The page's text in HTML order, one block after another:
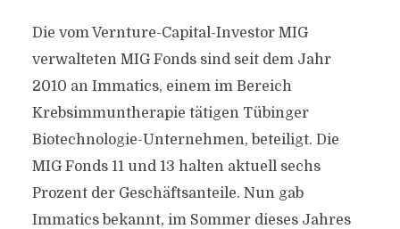
Die vom Vernture-Capital-Investor MIG
verwalteten MIG Fonds sind seit dem Jahr
2010 an Immatics, einem im Bereich
Krebsimmuntherapie tätigen Tübinger
Biotechnologie-Unternehmen, beteiligt. Die
MIG Fonds 11 und 13 halten aktuell sechs
Prozent der Geschäftsanteile. Nun gab
Immatics bekannt, im Sommer dieses Jahres